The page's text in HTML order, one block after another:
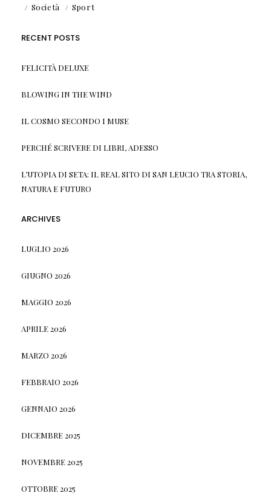
Società Sport
RECENT POSTS
FELICITÀ DELUXE
BLOWING IN THE WIND
IL COSMO SECONDO I MUSE
PERCHÉ SCRIVERE DI LIBRI, ADESSO
L’UTOPIA DI SETA: IL REAL SITO DI SAN LEUCIO TRA STORIA,
NATURA E FUTURO
ARCHIVES
LUGLIO 2026
GIUGNO 2026
MAGGIO 2026
APRILE 2026
MARZO 2026
FEBBRAIO 2026
GENNAIO 2026
DICEMBRE 2025
NOVEMBRE 2025
OTTOBRE 2025